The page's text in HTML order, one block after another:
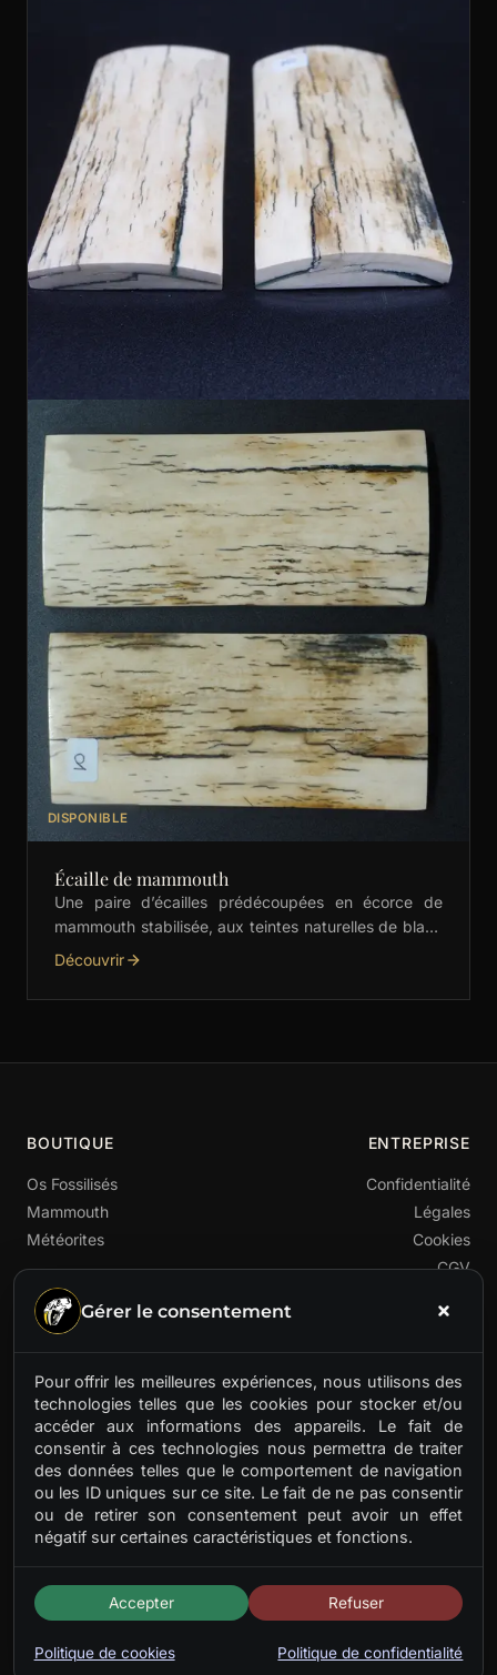
DISPONIBLE
Écaille de mammouth
Une paire d’écailles prédécoupées en écorce de
mammouth stabilisée, aux teintes naturelles de blanc
et crème. Idéales pour les manches de couteaux,
Découvrir
BOUTIQUE
Os Fossilisés
Mammouth
Météorites
Premier fournisseur français de matières préhistoriques
rares. Ivoire de mammouth, os fossilisés, météorites.
Des trésors anciens pour artisans d'aujourd'hui.
ENTREPRISE
Confidentialité
Légales
Cookies
CGV
© 2026 Stone & Bone. Tous droits réservés.
Gérer le consentement
Pour offrir les meilleures expériences, nous utilisons des
technologies telles que les cookies pour stocker et/ou
accéder aux informations des appareils. Le fait de
consentir à ces technologies nous permettra de traiter
des données telles que le comportement de navigation
ou les ID uniques sur ce site. Le fait de ne pas consentir
ou de retirer son consentement peut avoir un effet
négatif sur certaines caractéristiques et fonctions.
Accepter Refuser
Politique de cookies Politique de confidentialité